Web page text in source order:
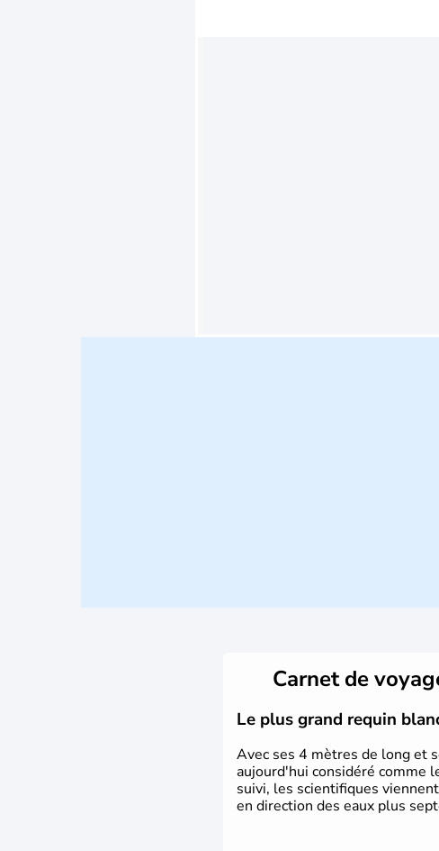
Carnet de
Le plus grand requin
Avec ses 4 mètres de long et
aujourd'hui considéré comme
suivi, les scientifiques
en direction des eaux plus